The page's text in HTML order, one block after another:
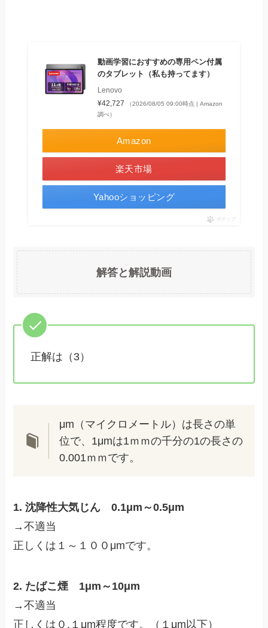
動画学習におすすめの専用ペン付属
のタブレット（私も持ってます）
Lenovo
¥42,727
（2026/08/05 09:00時点 | Amazon
調べ）
Amazon
楽天市場
Yahooショッピング
ポチップ
解答と解説動画
正解は（3）
μm（マイクロメートル）は長さの単
位で、1μmは1ｍｍの千分の1の長さの
0.001ｍｍです。
1. 沈降性大気じん 0.1μm～0.5μm
→不適当
正しくは１～１００μmです。
2. たばこ煙 1μm～10μm
→不適当
正しくは０.１μm程度です。（１μm以下）